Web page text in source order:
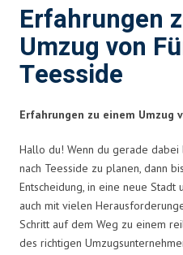
Erfahrungen
Umzug von
Teesside
Erfahrungen zu einem Umzug
Hallo du! Wenn du gerade dabei
nach Teesside zu planen, dann
Entscheidung, in eine neue
auch mit vielen
Schritt auf dem Weg zu einem
des richtigen